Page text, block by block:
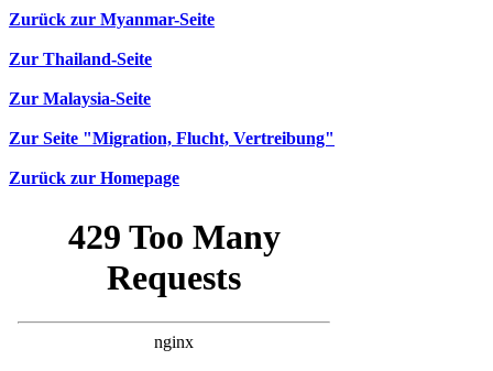
Zurück zur Myanmar-Seite
Zur Thailand-Seite
Zur Malaysia-Seite
Zur Seite "Migration, Flucht, Vertreibung"
Zurück zur Homepage